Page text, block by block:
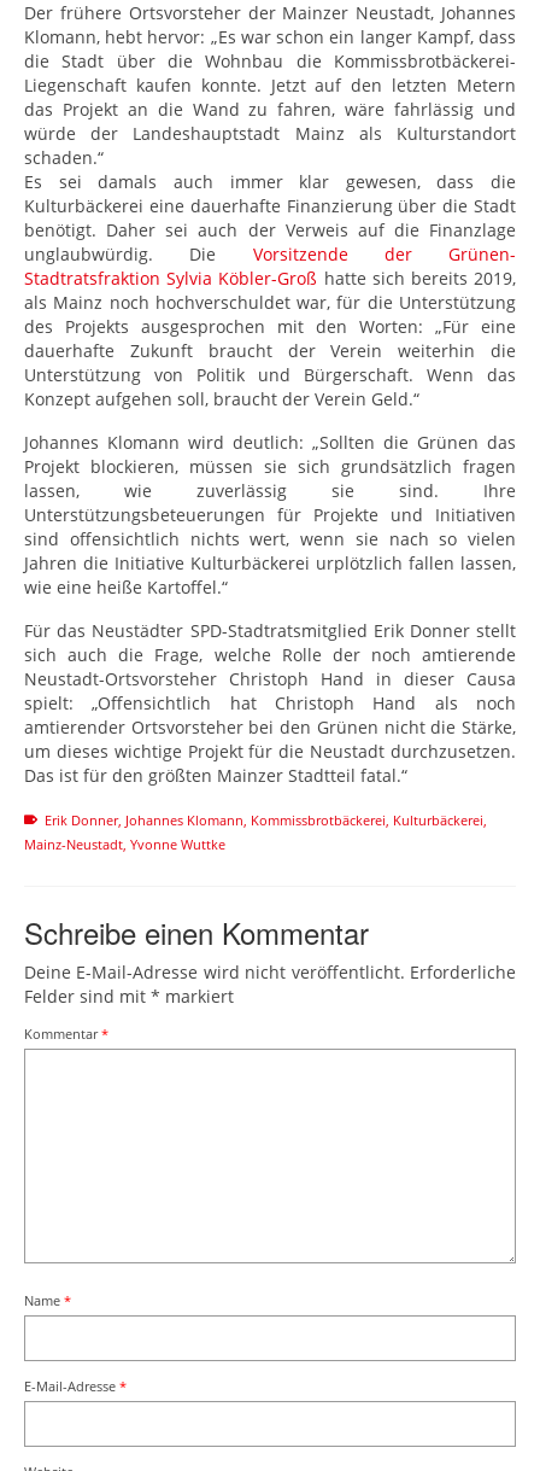
Der frühere Ortsvorsteher der Mainzer Neustadt, Johannes
Klomann, hebt hervor: „Es war schon ein langer Kampf, dass
die Stadt über die Wohnbau die Kommissbrotbäckerei-
Liegenschaft kaufen konnte. Jetzt auf den letzten Metern
das Projekt an die Wand zu fahren, wäre fahrlässig und
würde der Landeshauptstadt Mainz als Kulturstandort
schaden.“
Es sei damals auch immer klar gewesen, dass die
Kulturbäckerei eine dauerhafte Finanzierung über die Stadt
benötigt. Daher sei auch der Verweis auf die Finanzlage
unglaubwürdig. Die Vorsitzende der Grünen-
Stadtratsfraktion Sylvia Köbler-Groß hatte sich bereits 2019,
als Mainz noch hochverschuldet war, für die Unterstützung
des Projekts ausgesprochen mit den Worten: „Für eine
dauerhafte Zukunft braucht der Verein weiterhin die
Unterstützung von Politik und Bürgerschaft. Wenn das
Konzept aufgehen soll, braucht der Verein Geld.“
Johannes Klomann wird deutlich: „Sollten die Grünen das
Projekt blockieren, müssen sie sich grundsätzlich fragen
lassen, wie zuverlässig sie sind. Ihre
Unterstützungsbeteuerungen für Projekte und Initiativen
sind offensichtlich nichts wert, wenn sie nach so vielen
Jahren die Initiative Kulturbäckerei urplötzlich fallen lassen,
wie eine heiße Kartoffel.“
Für das Neustädter SPD-Stadtratsmitglied Erik Donner stellt
sich auch die Frage, welche Rolle der noch amtierende
Neustadt-Ortsvorsteher Christoph Hand in dieser Causa
spielt: „Offensichtlich hat Christoph Hand als noch
amtierender Ortsvorsteher bei den Grünen nicht die Stärke,
um dieses wichtige Projekt für die Neustadt durchzusetzen.
Das ist für den größten Mainzer Stadtteil fatal.“
Erik Donner, Johannes Klomann, Kommissbrotbäckerei, Kulturbäckerei,
Mainz-Neustadt, Yvonne Wuttke
Schreibe einen Kommentar
Deine E-Mail-Adresse wird nicht veröffentlicht. Erforderliche
Felder sind mit * markiert
Kommentar*
Name *
E-Mail-Adresse *